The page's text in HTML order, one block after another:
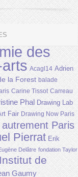
des
Acagl14 Adrien
la Forest balade
Carine Tissot Carreau
Phal Drawing Lab
Fair Drawing Now Paris
Paris
Pierrat Erik
Delâtre fondation Taylor
de
Gaumy